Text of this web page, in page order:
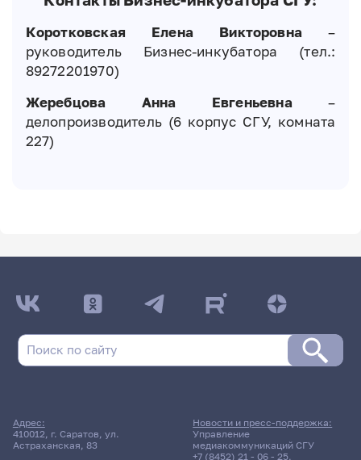
Коротковская Елена Викторовна –
руководитель Бизнес-инкубатора (тел.:
89272201970)
Жеребцова Анна Евгеньевна–
делопроизводитель (6 корпус СГУ, комната
227)
Адрес:
410012, г. Саратов, ул.
Астраханская, 83
Новости и пресс-поддержка:
Управление
медиакоммуникаций СГУ
+7 (8452) 21 - 06 - 25,